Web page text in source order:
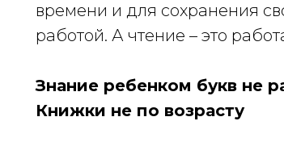
времени и для сохранения
работой. А чтение – это
Знание ребенком букв не
Книжки не по возрасту